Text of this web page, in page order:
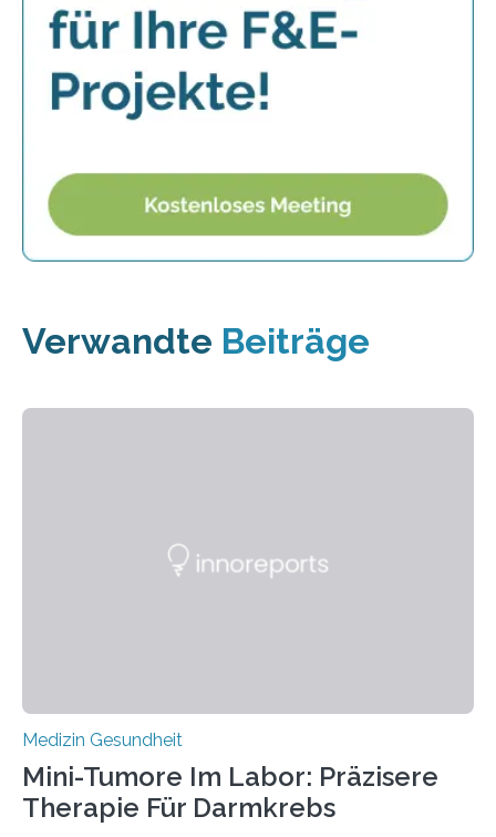
Verwandte Beiträge
Medizin Gesundheit
Mini-Tumore Im Labor: Präzisere
Therapie Für Darmkrebs